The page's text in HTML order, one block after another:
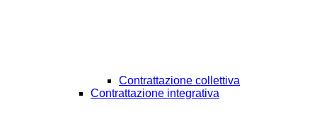
Contrattazione collettiva
Contrattazione integrativa